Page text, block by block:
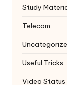
Study
Telecom
Useful Tricks
Video